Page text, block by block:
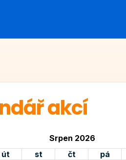
akcí
Srpen 2026
út st čt pá